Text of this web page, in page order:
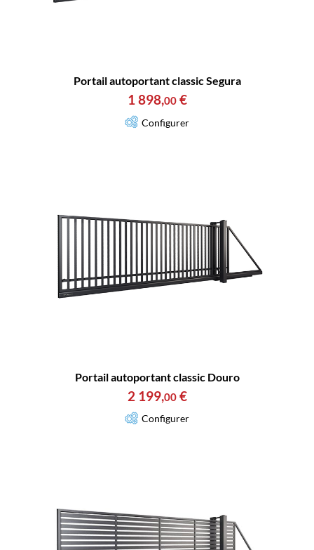
Portail autoportant classic Segura
1 898,00 €
Configurer
Portail autoportant classic Douro
2 199,00 €
Configurer